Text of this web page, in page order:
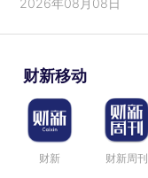
财新移动
财新 财新周刊